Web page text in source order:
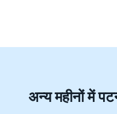
अन्य महीनों में